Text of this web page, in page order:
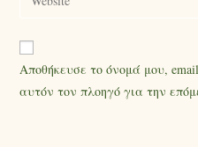
Αποθήκευσε το όνομά μου,
αυτόν τον πλοηγό για την